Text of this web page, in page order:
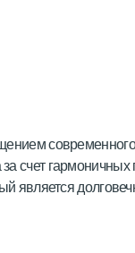
счет
является